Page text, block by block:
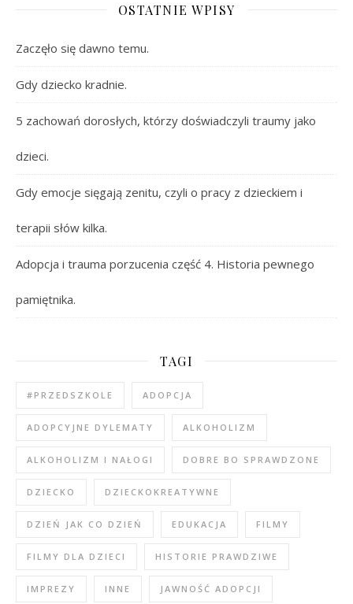
OSTATNIE WPISY
Zaczęło się dawno temu.
Gdy dziecko kradnie.
5 zachowań dorosłych, którzy doświadczyli traumy jako
dzieci.
Gdy emocje sięgają zenitu, czyli o pracy z dzieckiem i
terapii słów kilka.
Adopcja i trauma porzucenia część 4. Historia pewnego
pamiętnika.
TAGI
#PRZEDSZKOLE ADOPCJA
ADOPCYJNE DYLEMATY ALKOHOLIZM
ALKOHOLIZM I NAŁOGI DOBRE BO SPRAWDZONE
DZIECKO DZIECKOKREATYWNE
DZIEŃ JAK CO DZIEŃ EDUKACJA FILMY
FILMY DLA DZIECI HISTORIE PRAWDZIWE
IMPREZY INNE JAWNOŚĆ ADOPCJI